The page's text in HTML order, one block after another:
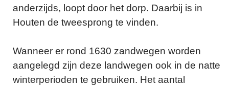
anderzijds, loopt door het dorp. Daarbij is in
Houten de tweesprong te vinden.
Wanneer er rond 1630 zandwegen worden
aangelegd zijn deze landwegen ook in de natte
winterperioden te gebruiken. Het aantal